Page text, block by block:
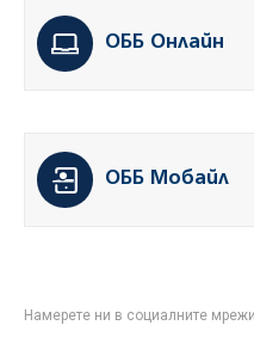
ОББ Онлайн
ОББ Мобайл
Намерете ни в социалните